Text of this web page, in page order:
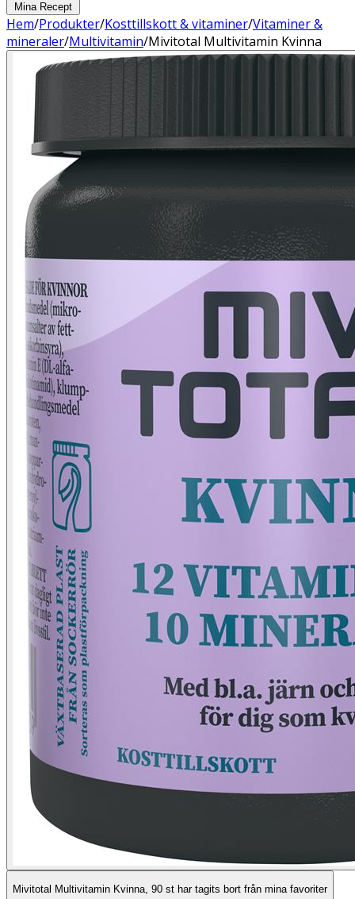
Mina Recept
Hem/Produkter/Kosttillskott & vitaminer/Vitaminer &
mineraler/Multivitamin/Mivitotal Multivitamin Kvinna
Mivitotal Multivitamin Kvinna, 90 st har tagits bort från mina favoriter